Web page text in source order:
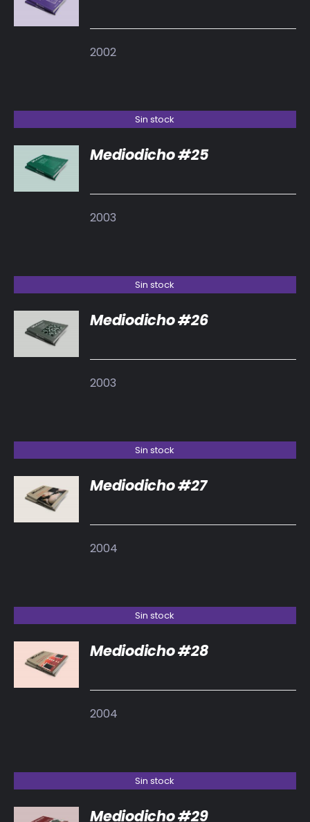
DETALLES
2002
Sin stock
DETALLES
Mediodicho #25
2003
Sin stock
DETALLES
Mediodicho #26
2003
Sin stock
DETALLES
Mediodicho #27
2004
Sin stock
DETALLES
Mediodicho #28
2004
Sin stock
Mediodicho #29